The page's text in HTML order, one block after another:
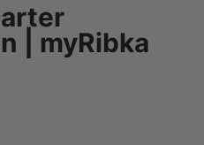
| myRibka